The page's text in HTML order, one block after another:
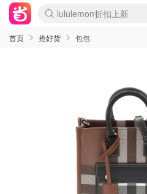
lululemon折扣上新
Sasa美妆护肤3.5折
SSENSE年中2.5折
FreshBeauty好价汇总
Cettire降价+叠9折
WWS Coles超市实拍
viagogo二手票捡漏
Myer超级周末
The Outnet奢牌1折起
David Jones 3折起
Flannels大牌1折
Perfumes Club护肤1折
AMIRO面罩$251
Amazon折扣汇总
eToro入金$200送$50
Amazon数码好物
ICONIC本周7.5折
ThedoubleF高奢地板价
Moose Knuckles 6折
丝芙兰5折起
EUFY摄像头$98
Selenichast首饰2折
Trip机票酒店促销
YSL送5件彩妆礼
Amazon家居好物
Amazon美妆护肤
雅漾大喷$8
过敏原检测盒$33
伊索独家赠50ml沐浴露
科颜氏高保湿面霜$29
SEALIFE海洋馆门票6折
丝塔芙大白罐$16
订阅Newsletter送香薰
Cult Beauty 6.8折
Harrods圣诞日历$525
LN-CC奢牌私促3折
d'Alba空姐喷雾$16
EVE LOM套装£56
Bernardelli独家4折
Adore Beauty 6折起
CT圣诞日历
Mytheresa奢品2.7折
Luxury Escapes 9折
Currentbody美容仪$881
MOON Garden Live
Roborock扫地机$649
Tingo Life水杯$24
Valentino官网5折
CR洗护套装$23
修丽可4件套$159
Myer彩妆2件7折
GANNI官网4.5折
Stylevana韩妆4折
Tessabit高奢8.5折
OGX洗发水$11
Amazon阿德莱德次日达
卡诗8.5折+赠礼
Philips Hue灯具8折
首页 抢好货 包包